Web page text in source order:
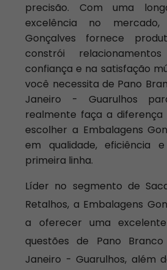
precisão. Com uma
excelência no mercado,
Gonçalves fornece
constrói
confiança e na satisfação
você necessita de Pano
Janeiro - Guarulhos
realmente faça a diferença
escolher a Embalagens
em qualidade, eficiência
primeira linha.
Líder no segmento de
Retalhos, a Embalagens
a oferecer uma
questões de Pano
Janeiro - Guarulhos, além